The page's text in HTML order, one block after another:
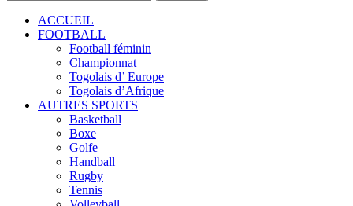
ACCUEIL
FOOTBALL
Football féminin
Championnat
Togolais d’ Europe
Togolais d’Afrique
AUTRES SPORTS
Basketball
Boxe
Golfe
Handball
Rugby
Tennis